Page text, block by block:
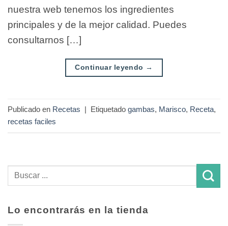
nuestra web tenemos los ingredientes
principales y de la mejor calidad. Puedes
consultarnos […]
Continuar leyendo →
Publicado en Recetas | Etiquetado gambas, Marisco, Receta,
recetas faciles
Lo encontrarás en la tienda